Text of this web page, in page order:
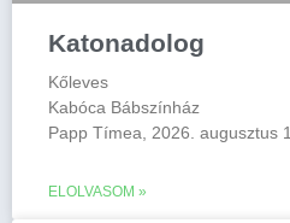
Katonadolog
Kőleves
Kabóca Bábszínház
Papp Tímea, 2026. augusztus 1.
ELOLVASOM »